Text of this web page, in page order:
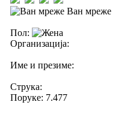
Ван мреже
Пол:
Организација:
Име и презиме:
Струка:
Поруке: 7.477